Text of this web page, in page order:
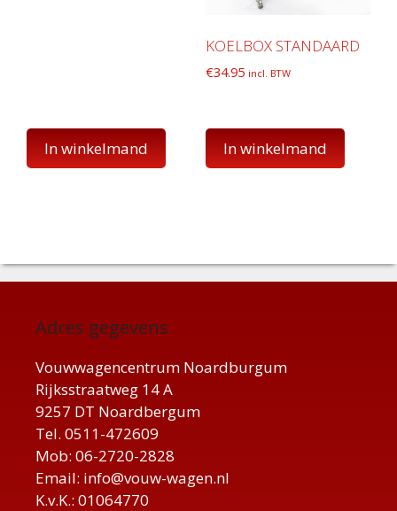
In winkelmand
KOELBOX STANDAARD
€34.95 incl. BTW
In winkelmand
Adres gegevens
Vouwwagencentrum Noardburgum
Rijksstraatweg 14 A
9257 DT Noardbergum
Tel. 0511-472609
Mob: 06-2720-2828
Email: info@vouw-wagen.nl
K.v.K.: 01064770